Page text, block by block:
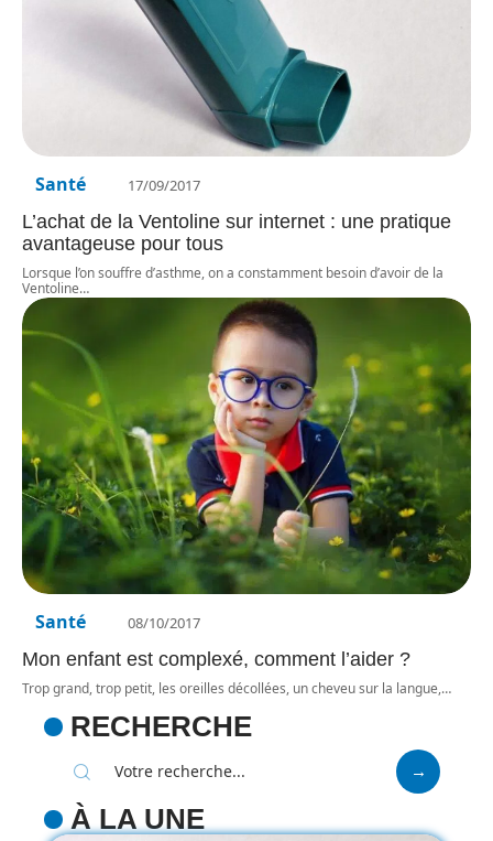
Santé 17/09/2017
L’achat de la Ventoline sur internet : une pratique
avantageuse pour tous
Lorsque l’on souffre d’asthme, on a constamment besoin d’avoir de la
Ventoline…
Santé 08/10/2017
Mon enfant est complexé, comment l’aider ?
Trop grand, trop petit, les oreilles décollées, un cheveu sur la langue,…
RECHERCHE
À LA UNE